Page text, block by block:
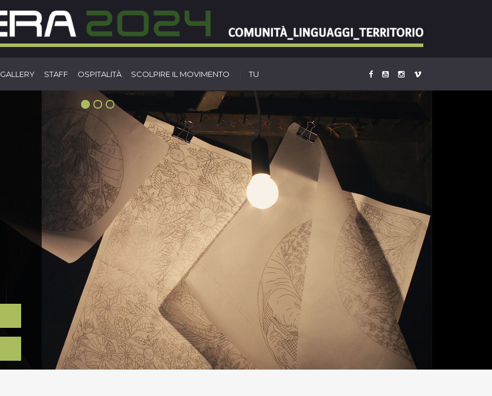
GALLERY STAFF OSPITALITÀ SCOLPIRE IL MOVIMENTO |TU